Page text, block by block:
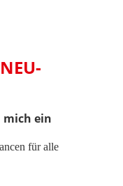
mich ein
für alle